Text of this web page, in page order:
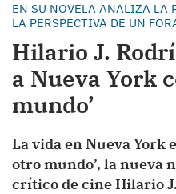
EN SU NOVELA ANALIZA LA
LA PERSPECTIVA DE UN
Hilario J.
a Nueva York
mundo’
La vida en Nueva York
otro mundo’, la nueva
crítico de cine Hilario